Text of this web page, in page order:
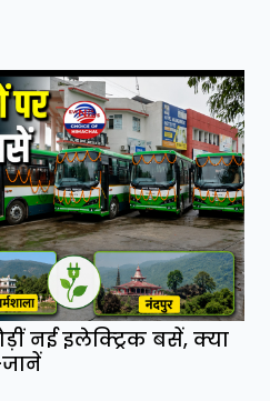
नई इलेक्ट्रिक बसें, क्या